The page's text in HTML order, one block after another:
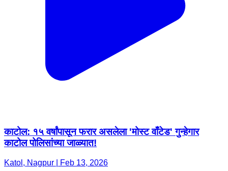
काटोल: १५ वर्षांपासून फरार असलेला 'मोस्ट वाँटेड' गुन्हेगार
काटोल पोलिसांच्या जाळ्यात! ​
Katol, Nagpur | Feb 13, 2026